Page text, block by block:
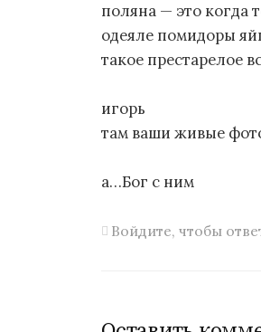
поляна — это когда
одеяле помидоры
такое престарелое
игорь
там ваши живые
а…Бог с ним
Войдите, чтобы